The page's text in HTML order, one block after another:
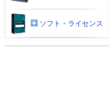
ソフト・ライセンス